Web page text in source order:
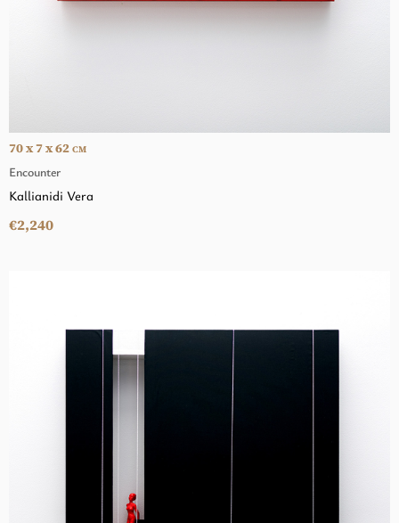
Encounter
70 x 7 x 62 CM
Kallianidi Vera
€2,240